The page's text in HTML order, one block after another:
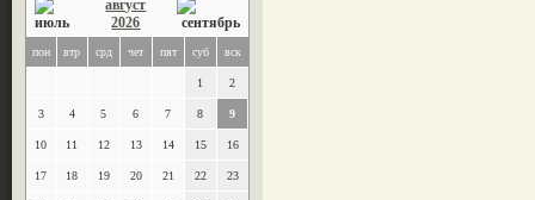
август
2026
пон втр срд чет пят суб вск
1 2
3 4 5 6 7 8 9
10 11 12 13 14 15 16
17 18 19 20 21 22 23